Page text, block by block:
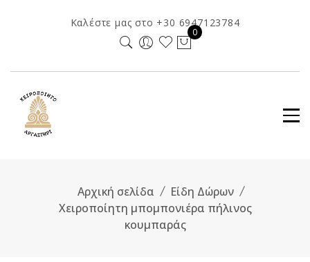
Καλέστε μας στο +30 6947123784
0
Αρχική σελίδα
Είδη Δώρων
Χειροποίητη μπομπονιέρα πήλινος
κουμπαράς